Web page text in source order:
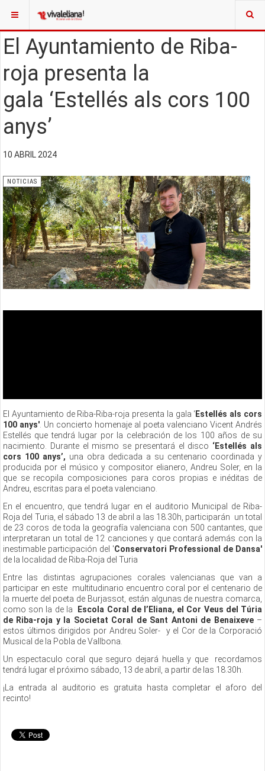
El Ayuntamiento de Riba-
roja presenta la
gala ‘Estellés als cors 100
anys’
10 ABRIL 2024
NOTICIAS
El Ayuntamiento de Riba-Riba-roja presenta la gala ‘Estellés als cors
100 anys' . Un concierto homenaje al poeta valenciano Vicent Andrés
Estellés que tendrá lugar por la celebración de los 100 años de su
nacimiento. Durante el mismo se presentará el disco ‘Estellés als
cors 100 anys’, una obra dedicada a su centenario coordinada y
producida por el músico y compositor elianero, Andreu Soler, en la
que se recopila composiciones para coros propias e inéditas de
Andreu, escritas para el poeta valenciano.
En el encuentro, que tendrá lugar en el auditorio Municipal de Riba-
Roja del Turia, el sábado 13 de abril a las 18.30h, participarán un total
de 23 coros de toda la geografía valenciana con 500 cantantes, que
interpretaran un total de 12 canciones y que contará además con la
inestimable participación del 'Conservatori Professional de Dansa'
de la localidad de Riba-Roja del Turia
Entre las distintas agrupaciones corales valencianas que van a
participar en este multitudinario encuentro coral por el centenario de
la muerte del poeta de Burjassot, están algunas de nuestra comarca,
como son la de la
Escola Coral de l’Eliana, el Cor Veus del Túria
de Riba-roja y la Societat Coral de Sant Antoni de Benaixeve–
estos últimos dirigidos por Andreu Soler- y el Cor de la Corporació
Musical de la Pobla de Vallbona.
Un espectaculo coral que seguro dejará huella y que recordamos
tendrá lugar el próximo sábado, 13 de abril, a partir de las 18.30h.
¡La entrada al auditorio es gratuita hasta completar el aforo del
recinto!